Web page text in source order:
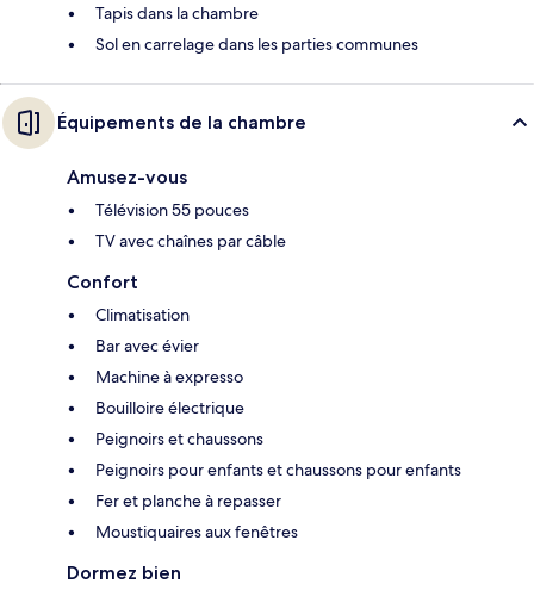
Tapis dans la chambre
Sol en carrelage dans les parties communes
Équipements de la chambre
Amusez-vous
Télévision 55 pouces
TV avec chaînes par câble
Confort
Climatisation
Bar avec évier
Machine à expresso
Bouilloire électrique
Peignoirs et chaussons
Peignoirs pour enfants et chaussons pour enfants
Fer et planche à repasser
Moustiquaires aux fenêtres
Dormez bien